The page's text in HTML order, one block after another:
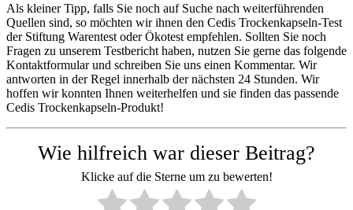
Als kleiner Tipp, falls Sie noch auf Suche nach weiterführenden
Quellen sind, so möchten wir ihnen den Cedis Trockenkapseln-Test
der Stiftung Warentest oder Ökotest empfehlen. Sollten Sie noch
Fragen zu unserem Testbericht haben, nutzen Sie gerne das folgende
Kontaktformular und schreiben Sie uns einen Kommentar. Wir
antworten in der Regel innerhalb der nächsten 24 Stunden. Wir
hoffen wir konnten Ihnen weiterhelfen und sie finden das passende
Cedis Trockenkapseln-Produkt!
Wie hilfreich war dieser Beitrag?
Klicke auf die Sterne um zu bewerten!